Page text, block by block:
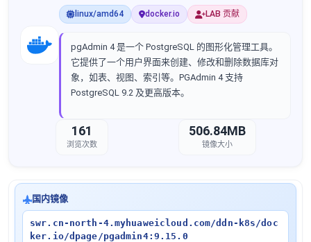
linux/amd64 docker.io LAB 贡献
pgAdmin 4 是一个 PostgreSQL 的图形化管理工具。
它提供了一个用户界面来创建、修改和删除数据库对
象，如表、视图、索引等。PGAdmin 4 支持
PostgreSQL 9.2 及更高版本。
161
浏览次数
506.84MB
镜像大小
国内镜像
swr.cn-north-4.myhuaweicloud.com/ddn-k8s/doc
ker.io/dpage/pgadmin4:9.15.0